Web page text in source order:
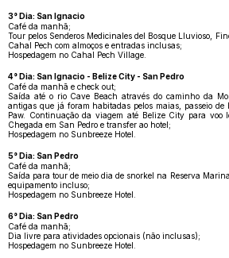
3° Dia: San Ignacio
Café da manhã;
Tour pelos Senderos Medicinales del Bosque Lluvioso,
Cahal Pech com almoços e entradas inclusas;
Hospedagem no Cahal Pech Village.
4° Dia: San Ignacio - Belize City - San Pedro
Café da manhã e check out;
Saída até o rio Cave Beach através do caminho da
antigas que já foram habitadas pelos maias, passeio de
Paw. Continuação da viagem até Belize City para voo
Chegada em San Pedro e transfer ao hotel;
Hospedagem no Sunbreeze Hotel.
5° Dia: San Pedro
Café da manhã;
Saída para tour de meio dia de snorkel na Reserva
equipamento incluso;
Hospedagem no Sunbreeze Hotel.
6° Dia: San Pedro
Café da manhã;
Dia livre para atividades opcionais (não inclusas);
Hospedagem no Sunbreeze Hotel.